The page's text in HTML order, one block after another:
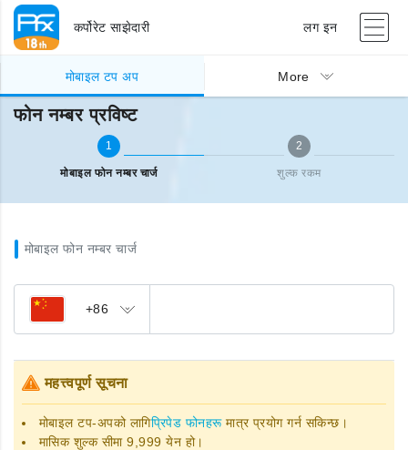
कर्पोरेट साझेदारी लग इन
मोबाइल टप अप More
मोबाइल टप अप फोन नम्बर प्रविष्ट
फोन नम्बर प्रविष्ट
1
मोबाइल फोन नम्बर चार्ज
2
शुल्क रकम
मोबाइल फोन नम्बर चार्ज
+86
महत्त्वपूर्ण सूचना
मोबाइल टप-अपको लागिप्रिपेड फोनहरूमात्र प्रयोग गर्न सकिन्छ।
मासिक शुल्क सीमा 9,999 येन हो।